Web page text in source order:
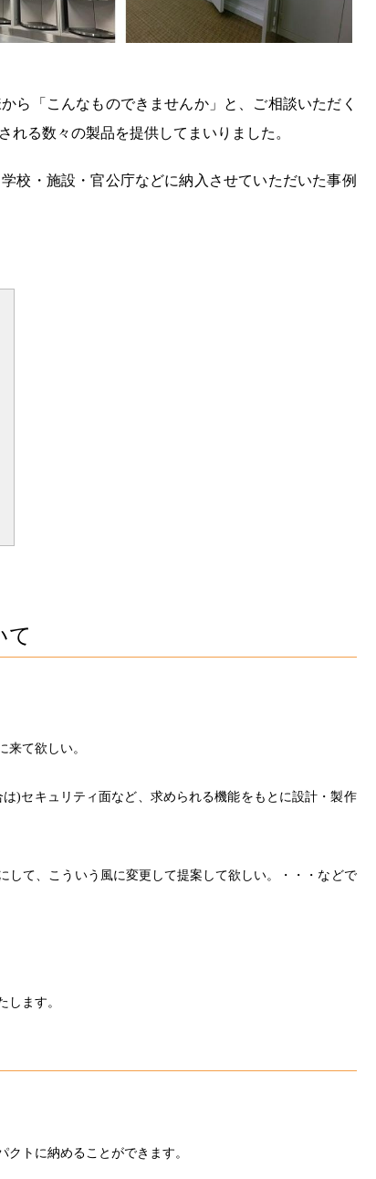
ら「こんなものできませんか」と、ご相談いただく
れる数々の製品を提供してまいりました。
校・施設・官公庁などに納入させていただいた事例
て
て欲しい。
)セキュリティ面など、求められる機能をもとに設計・製作
て、こういう風に変更して提案して欲しい。・・・などで
します。
トに納めることができます。